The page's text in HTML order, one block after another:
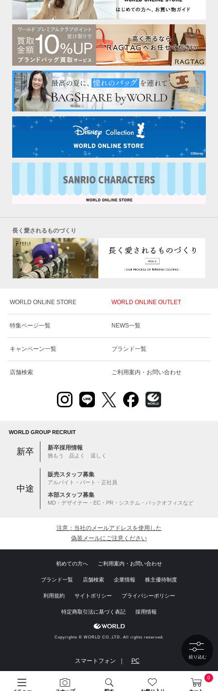
0
絞り込む
長く愛されるものづくり
WORLD ONLINE STORE WORLD ONLINE OUTLET
特集ページ一覧 NEWS一覧
キャンペーン一覧 ブランド一覧
店舗検索 ご利用案内・お問い合わせ
WORLD GROUP RECRUIT
新卒 新卒採用情報
挑もう 品よく 逞しく
中途
販売スタッフ募集
アルバイト・パート・正社員
本部スタッフ募集
MD・デザイナー・EC・PR・システム・バックオフィスなど
注意：当社のメールアドレスを使用した
偽装メールにご注意ください
初めての方へ ご利用案内・お問い合わせ
ブランド一覧 店舗検索 企業情報 株主優待制度
利用規約 サイトポリシー プライバシーポリシー
特定商取引法に基づく表記 採用情報
Copyrights © WORLD CO.,LTD. All rights reserved.
スマートフォン ｜ PC